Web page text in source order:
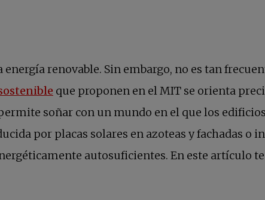
renovable. Sin embargo, no es tan
se abre en una pestaña nueva
que proponen en el MIT se orienta
soñar con un mundo en el que los
por placas solares en azoteas y fachadas o
autosuficientes. En este artículo